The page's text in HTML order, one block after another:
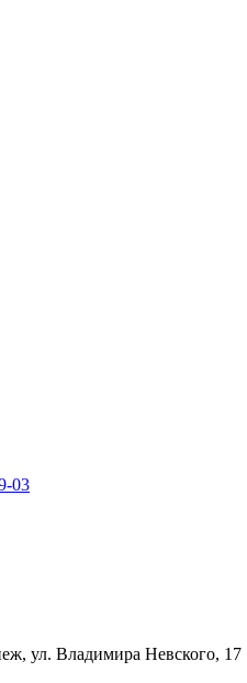
03
ул. Владимира Невского, 17